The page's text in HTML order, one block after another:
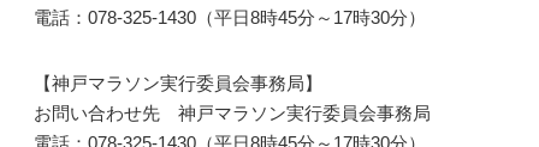
電話：078-325-1430（平日8時45分～17時30分）
【神戸マラソン実行委員会事務局】
お問い合わせ先 神戸マラソン実行委員会事務局
電話：078-325-1430（平日8時45分～17時30分）